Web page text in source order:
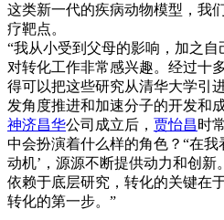
这类新一代的疾病动物模型，我
疗靶点。
“我从小受到父母的影响，加之
对转化工作非常感兴趣。经过十
得可以把这些研究从清华大学引
发角度推进和加速分子的开发和
神济昌华公司成立后， 贾怡昌时
中会扮演着什么样的角色？“在
动机’，源源不断提供动力和创新
依赖于底层研究，转化的关键在
转化的第一步。”